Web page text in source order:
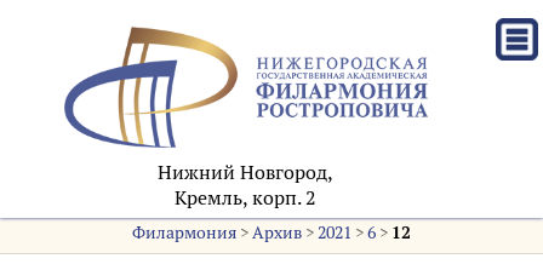
Нижний Новгород,
Кремль, корп. 2
Филармония>Архив>2021 >6> 12